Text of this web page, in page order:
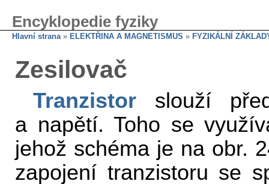
Encyklopedie fyziky
Hlavní strana» ELEKTŘINA A MAGNETISMUS » FYZIKÁLNÍ
Zesilovač
Tranzistor slouží
a napětí. Toho se
jehož schéma je na obr.
zapojení tranzistoru se